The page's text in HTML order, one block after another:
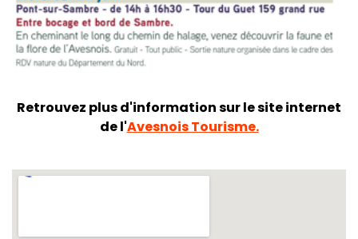
Retrouvez plus d'information sur le site internet
de l'Avesnois Tourisme.